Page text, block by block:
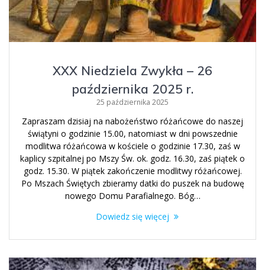
XXX Niedziela Zwykła – 26
października 2025 r.
25 października 2025
Zapraszam dzisiaj na nabożeństwo różańcowe do naszej
świątyni o godzinie 15.00, natomiast w dni powszednie
modlitwa różańcowa w kościele o godzinie 17.30, zaś w
kaplicy szpitalnej po Mszy Św. ok. godz. 16.30, zaś piątek o
godz. 15.30. W piątek zakończenie modlitwy różańcowej.
Po Mszach Świętych zbieramy datki do puszek na budowę
nowego Domu Parafialnego. Bóg…
Dowiedz się więcej